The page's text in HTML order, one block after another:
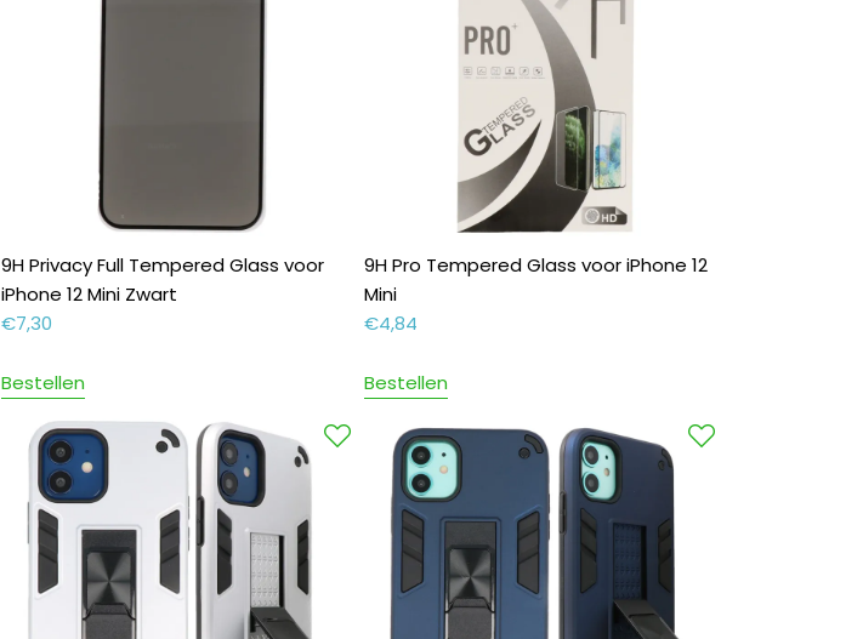
9H Privacy Full Tempered Glass voor
iPhone 12 Mini Zwart
€7,30
Bestellen
9H Pro Tempered Glass voor iPhone 12
Mini
€4,84
Bestellen